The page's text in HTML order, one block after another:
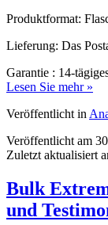
Lieferung: Das
Garantie : 14-
Veröffentlicht in
Veröffentlicht am
Bulk
und
Veröffentlicht von